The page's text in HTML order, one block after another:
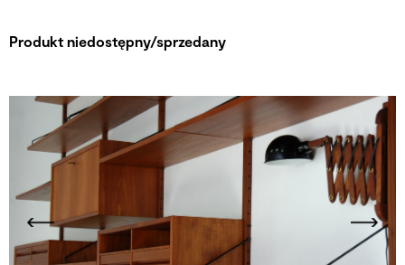
Produkt niedostępny/sprzedany